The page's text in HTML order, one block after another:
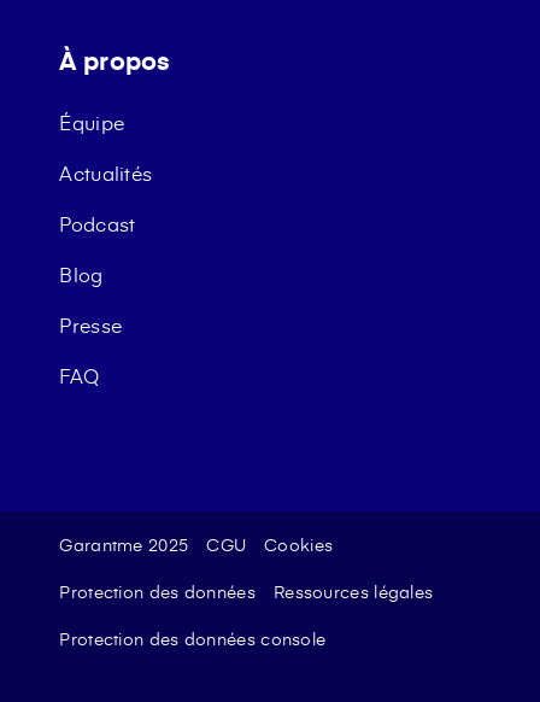
À propos
Équipe
Actualités
Podcast
Blog
Presse
FAQ
Garantme 2025 CGU Cookies
Protection des données Ressources légales
Protection des données console